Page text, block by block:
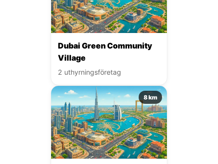
Dubai Green Community
Village
2 uthyrningsföretag
8 km